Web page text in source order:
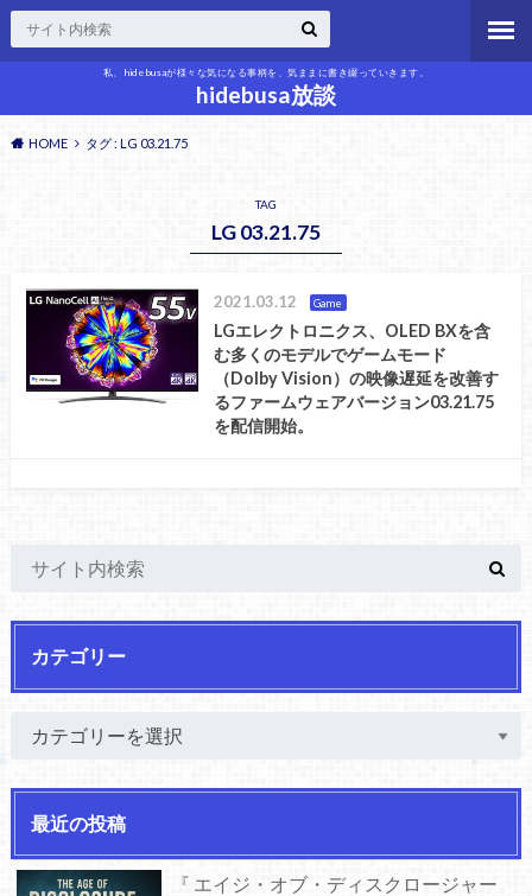
私、hidebusaが様々な気になる事柄を、気ままに書き綴っていきます。
hidebusa放談
HOME タグ : LG 03.21.75
TAG
LG 03.21.75
2021.03.12 Game
LGエレクトロニクス、OLED BXを含
む多くのモデルでゲームモード
（Dolby Vision）の映像遅延を改善す
るファームウェアバージョン03.21.75
を配信開始。
カテゴリー
最近の投稿
『 エイジ・オブ・ディスクロージャー